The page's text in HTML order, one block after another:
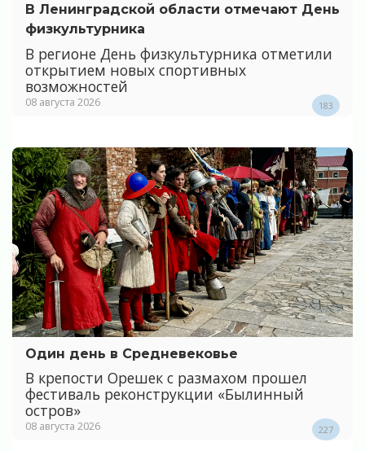
В Ленинградской области отмечают День
физкультурника
В регионе День физкультурника отметили
открытием новых спортивных
возможностей
08 августа 2026 183
Один день в Средневековье
В крепости Орешек с размахом прошел
фестиваль реконструкции «Былинный
остров»
08 августа 2026 227